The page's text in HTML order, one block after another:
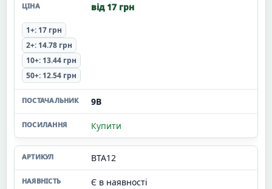
від 17 грн
1+: 17 грн
2+: 14.78 грн
10+: 13.44 грн
50+: 12.54 грн
9В
Купити
BTA12
Є в наявності